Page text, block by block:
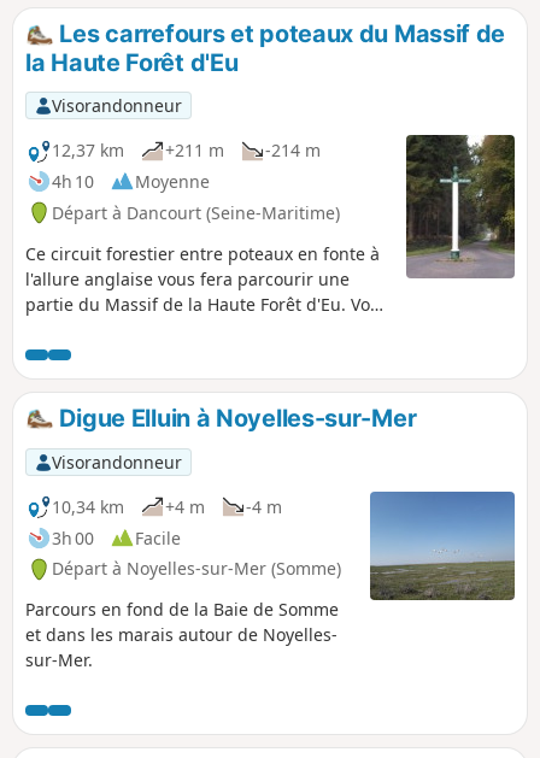
Les carrefours et poteaux du Massif de
la Haute Forêt d'Eu
Visorandonneur
12,37 km
+211 m
-214 m
4h 10
Moyenne
Départ à Dancourt (Seine-Maritime)
Ce circuit forestier entre poteaux en fonte à
l'allure anglaise vous fera parcourir une
partie du Massif de la Haute Forêt d'Eu. Vous
Sainte-Catherine d'un magnifique panorama
sur la vallée de l'Yères.
Digue Elluin à Noyelles-sur-Mer
Visorandonneur
10,34 km
+4 m
-4 m
3h 00
Facile
Départ à Noyelles-sur-Mer (Somme)
Parcours en fond de la Baie de Somme
et dans les marais autour de Noyelles-
sur-Mer.